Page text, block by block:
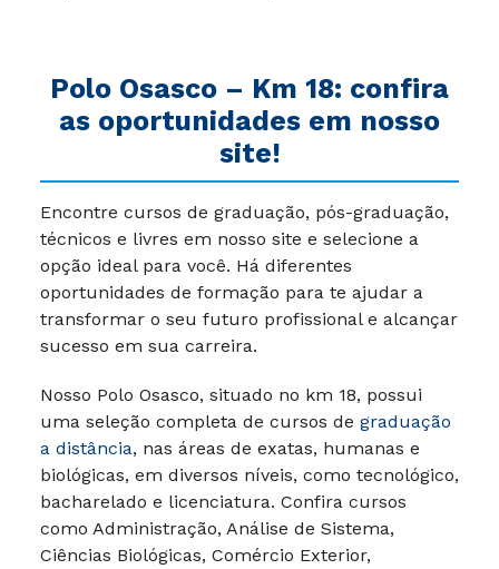
Polo Osasco – Km 18: confira
as oportunidades em nosso
site!
Encontre cursos de graduação, pós-graduação,
técnicos e livres em nosso site e selecione a
opção ideal para você. Há diferentes
oportunidades de formação para te ajudar a
transformar o seu futuro profissional e alcançar
sucesso em sua carreira.
Nosso Polo Osasco, situado no km 18, possui
uma seleção completa de cursos de graduação
a distância, nas áreas de exatas, humanas e
biológicas, em diversos níveis, como tecnológico,
bacharelado e licenciatura. Confira cursos
como Administração, Análise de Sistema,
Ciências Biológicas, Comércio Exterior,